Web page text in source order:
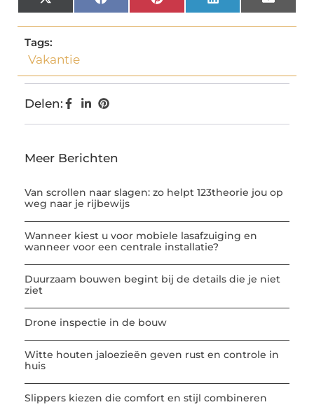
X
(Twitter)
FacebookPinterestLinkedInEmail
Tags:
Vakantie
Delen:
Meer Berichten
Van scrollen naar slagen: zo helpt 123theorie jou op
weg naar je rijbewijs
Wanneer kiest u voor mobiele lasafzuiging en
wanneer voor een centrale installatie?
Duurzaam bouwen begint bij de details die je niet
ziet
Drone inspectie in de bouw
Witte houten jaloezieën geven rust en controle in
huis
Slippers kiezen die comfort en stijl combineren